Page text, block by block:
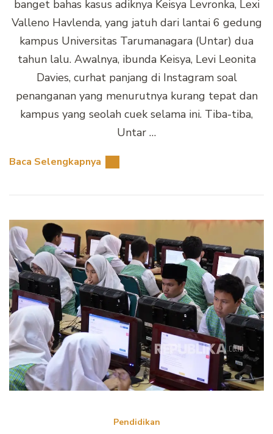
banget bahas kasus adiknya Keisya Levronka, Lexi
Valleno Havlenda, yang jatuh dari lantai 6 gedung
kampus Universitas Tarumanagara (Untar) dua
tahun lalu. Awalnya, ibunda Keisya, Levi Leonita
Davies, curhat panjang di Instagram soal
penanganan yang menurutnya kurang tepat dan
kampus yang seolah cuek selama ini. Tiba-tiba,
Untar …
Baca Selengkapnya
Pendidikan